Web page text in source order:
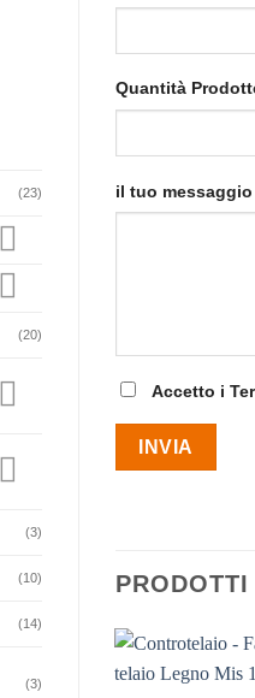
(23)
(20)
(3)
(10)
(14)
(3)
Quantità
il tuo messaggio
Accetto i